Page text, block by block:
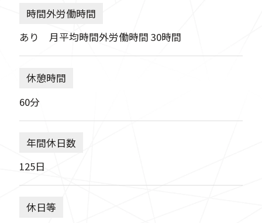
時間外労働時間
あり 月平均時間外労働時間 30時間
休憩時間
60分
年間休日数
125日
休日等